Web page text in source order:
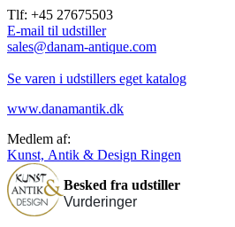
Tlf: +45 27675503
E-mail til udstiller
sales@danam-antique.com
Se varen i udstillers eget katalog
www.danamantik.dk
Medlem af:
Kunst, Antik & Design Ringen
Besked fra udstiller
Vurderinger